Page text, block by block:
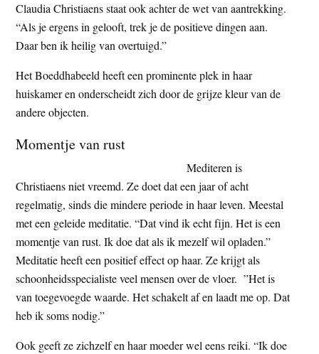
Claudia Christiaens staat ook achter de wet van aantrekking.
“Als je ergens in gelooft, trek je de positieve dingen aan.
Daar ben ik heilig van overtuigd.”
Het Boeddhabeeld heeft een prominente plek in haar
huiskamer en onderscheidt zich door de grijze kleur van de
andere objecten.
Momentje van rust
Mediteren is
Christiaens niet vreemd. Ze doet dat een jaar of acht
regelmatig, sinds die mindere periode in haar leven. Meestal
met een geleide meditatie. “Dat vind ik echt fijn. Het is een
momentje van rust. Ik doe dat als ik mezelf wil opladen.”
Meditatie heeft een positief effect op haar. Ze krijgt als
schoonheidsspecialiste veel mensen over de vloer. ”Het is
van toegevoegde waarde. Het schakelt af en laadt me op. Dat
heb ik soms nodig.”
Ook geeft ze zichzelf en haar moeder wel eens reiki. “Ik doe